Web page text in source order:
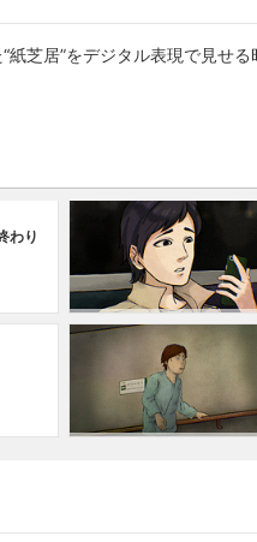
芝居”をデジタル表現で見せ
わり